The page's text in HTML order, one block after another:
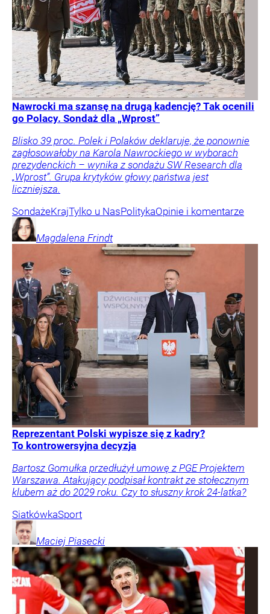
Nawrocki ma szansę na drugą kadencję? Tak ocenili
go Polacy. Sondaż dla „Wprost”
Blisko 39 proc. Polek i Polaków deklaruje, że ponownie
zagłosowałoby na Karola Nawrockiego w wyborach
prezydenckich – wynika z sondażu SW Research dla
„Wprost”. Grupa krytyków głowy państwa jest
liczniejsza.
SondażeKrajTylko u NasPolitykaOpinie i komentarze
Magdalena Frindt
Reprezentant Polski wypisze się z kadry?
To kontrowersyjna decyzja
Bartosz Gomułka przedłużył umowę z PGE Projektem
Warszawa. Atakujący podpisał kontrakt ze stołecznym
klubem aż do 2029 roku. Czy to słuszny krok 24-latka?
SiatkówkaSport
Maciej Piasecki